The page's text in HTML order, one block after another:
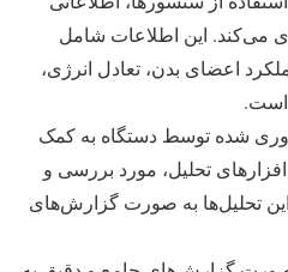
می‌کند. این اطلاعات شامل
اعضای بدن، تعادل انرژی،
است.
شده توسط دستگاه به کمک
تحلیل، مورد بررسی و
این تحلیل‌ها به صورت گزارش‌های